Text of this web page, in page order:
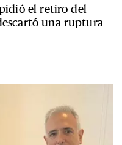
el retiro del
una ruptura